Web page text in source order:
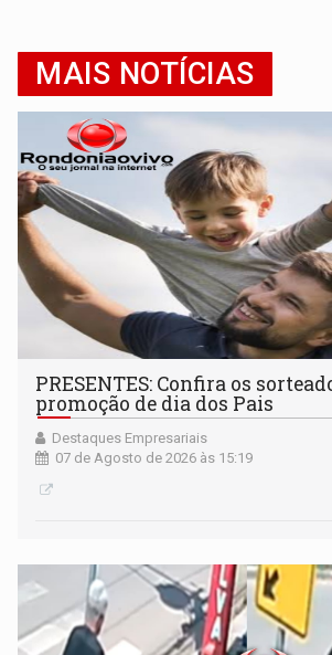
MAIS NOTÍCIAS
PRESENTES: Confira os
promoção de dia dos Pais
Destaques Empresariais
07 de Agosto de 2026 às 15:19